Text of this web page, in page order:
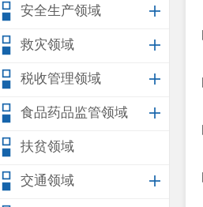
安全生产领域
救灾领域
税收管理领域
食品药品监管领域
扶贫领域
交通领域